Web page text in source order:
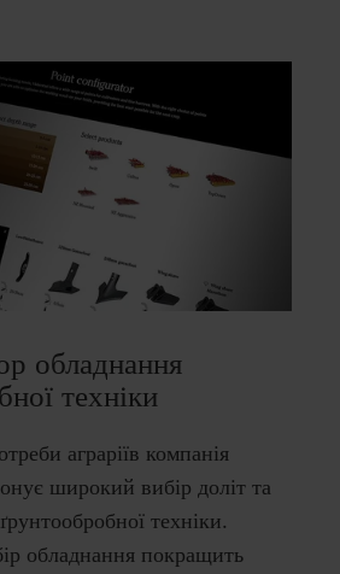
обладнання
техніки
аграріїв компанія
широкий вибір доліт та
техніки.
обладнання покращить